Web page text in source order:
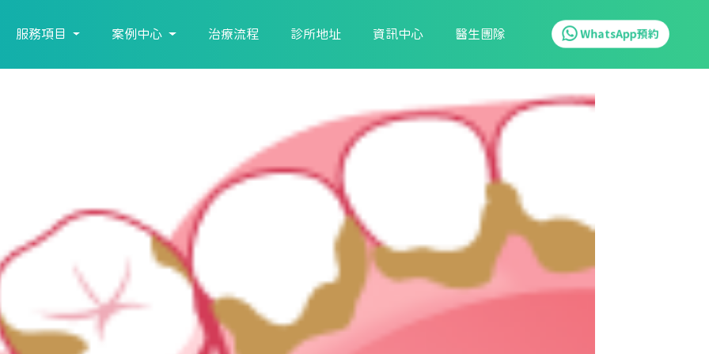
服務項目 案例中心 治療流程 診所地址 資訊中心 醫生團隊 WhatsApp預約